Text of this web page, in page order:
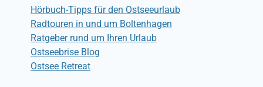
Hörbuch-Tipps für den Ostseeurlaub
Radtouren in und um Boltenhagen
Ratgeber rund um Ihren Urlaub
Ostseebrise Blog
Ostsee Retreat